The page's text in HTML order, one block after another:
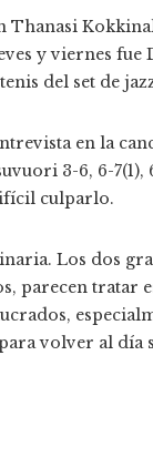
Thanasi
y viernes fue
del set de
en la
3-6, 6-7(1),
culparlo.
Los dos
parecen tratar
volver al día